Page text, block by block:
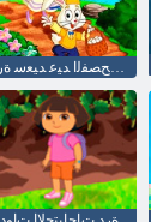
ﻕﺮﻔﻟﺍ ﺔﻌﻘﺑ ﺢﺼﻔﻟﺍ ﺪﻴﻋ ﺪﻴﻌﺳ ﺓﺭﺩ